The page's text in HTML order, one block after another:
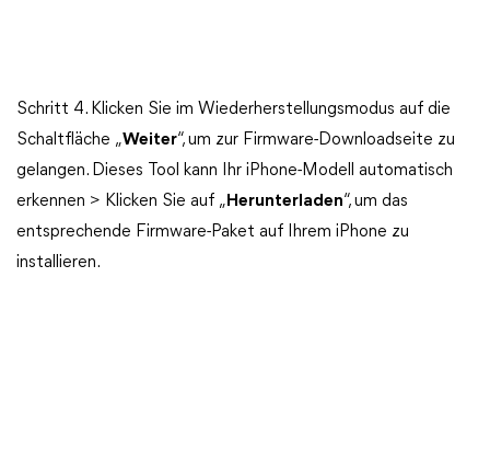
Schritt 4. Klicken Sie im Wiederherstellungsmodus auf die
Schaltfläche „Weiter“, um zur Firmware-Downloadseite zu
gelangen. Dieses Tool kann Ihr iPhone-Modell automatisch
erkennen > Klicken Sie auf „ Herunterladen“, um das
entsprechende Firmware-Paket auf Ihrem iPhone zu
installieren.